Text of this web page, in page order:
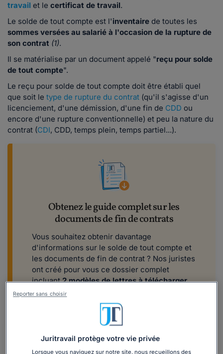
travail et le certificat de travail.
Le solde de tout compte est l'inventaire de toutes les
sommes versées au salarié à l'occasion de la rupture de
son contrat (1).
Il se matérialise par un document appelé "reçu pour solde
de tout compte".
Le reçu pour solde de tout compte doit être établi quel
que soit le type de rupture du contrat (qu'il s'agisse d'un
licenciement, d'une démission, d'une fin de CDD ou
encore d'une rupture conventionnelle) et peu la nature du
contrat (CDI, CDD, temps plein, temps partiel...).
Obtenez le guide complet sur les
documents de fin de contrats
Vous souhaitez obtenir davantage
d'informations sur le solde de tout compte et
les documents de fin de contrat ? Nos juristes
ont créé pour vous ce dossier complet
incluant2 modèles de lettres à télécharger.
Télécharger
💡 vous avez besoin d'unmodèle de certificat de travail
Téléchargez notre modèle.
Juritravail protège votre vie privée
Lorsque vous naviguez sur notre site, nous recueillons des
Reporter sans choisir